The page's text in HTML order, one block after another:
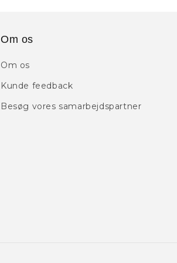
Om os
Om os
Kunde feedback
Besøg vores samarbejdspartner